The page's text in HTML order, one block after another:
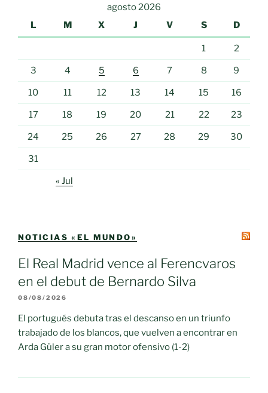
agosto 2026
L
M X J V S D
1 2
3 4 5 6 7 8 9
10 11 12 13 14 15 16
17 18 19 20 21 22 23
24 25 26 27 28 29 30
31
« Jul
NOTICIAS «EL MUNDO»
El Real Madrid vence al Ferencvaros
en el debut de Bernardo Silva
08/08/2026
El portugués debuta tras el descanso en un triunfo
trabajado de los blancos, que vuelven a encontrar en
Arda Güler a su gran motor ofensivo (1-2)